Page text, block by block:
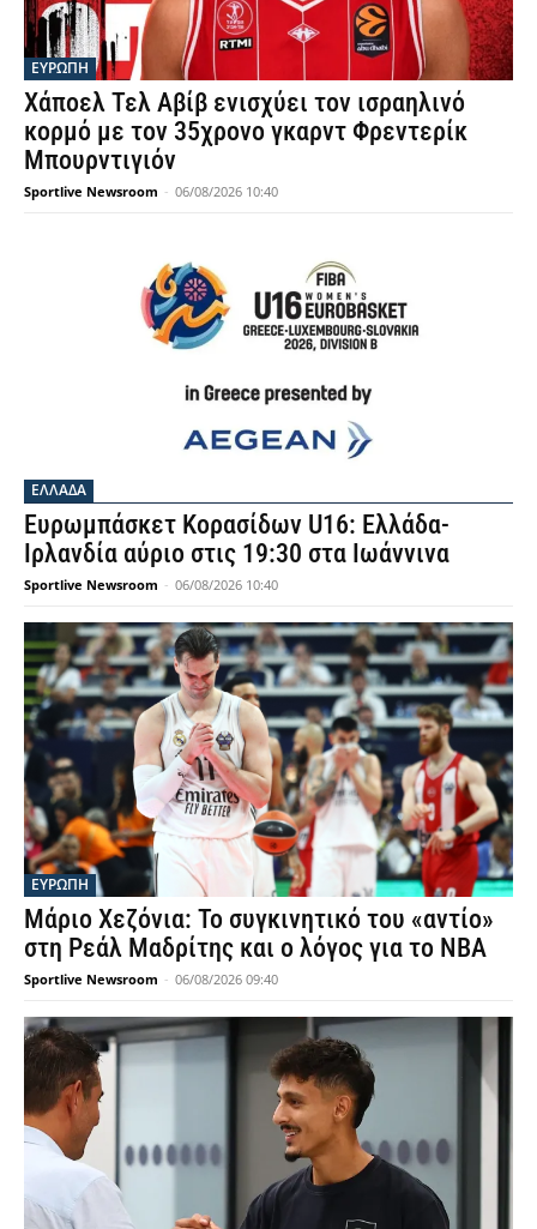
ΕΥΡΩΠΗ
Χάποελ Τελ Αβίβ ενισχύει τον ισραηλινό
κορμό με τον 35χρονο γκαρντ Φρεντερίκ
Μπουρντιγιόν
Sportlive Newsroom - 06/08/2026 10:40
ΕΛΛΑΔΑ
Ευρωμπάσκετ Κορασίδων U16: Ελλάδα-
Ιρλανδία αύριο στις 19:30 στα Ιωάννινα
Sportlive Newsroom - 06/08/2026 10:40
ΕΥΡΩΠΗ
Μάριο Χεζόνια: Το συγκινητικό του «αντίο»
στη Ρεάλ Μαδρίτης και ο λόγος για το NBA
Sportlive Newsroom - 06/08/2026 09:40